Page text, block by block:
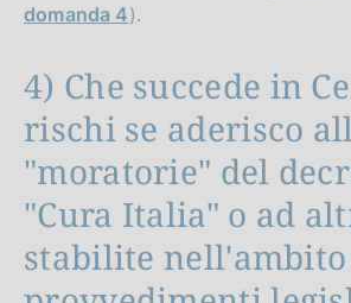
domanda 4).
4) Che succede in
rischi se aderisco
"moratorie" del
"Cura Italia" o ad
stabilite